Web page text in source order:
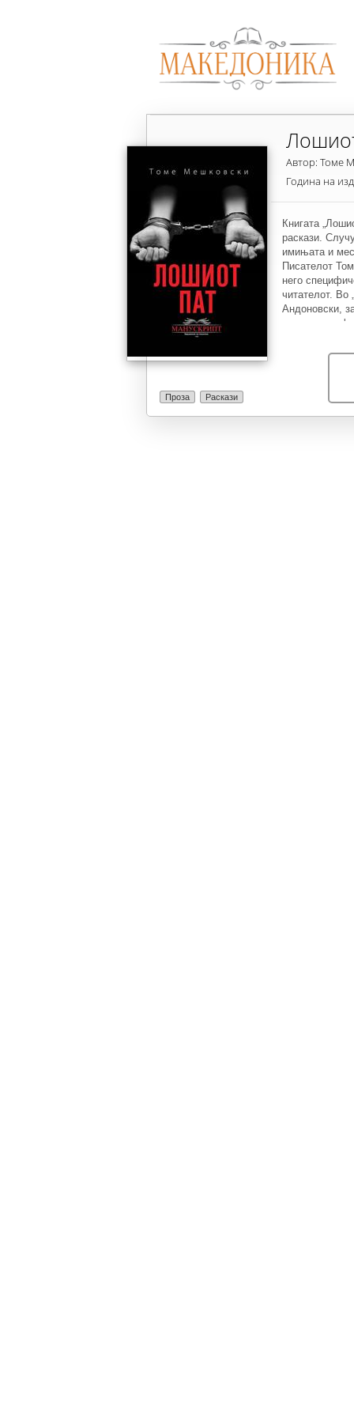
Проза Раскази
Автор: Томе
Година на
Книгата
раскази.
имињата и
Писателот
него
читателот. Во
Андоновски,
огромно
Работи, каде